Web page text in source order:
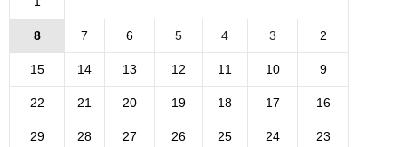
2
3
4
5
6
7
8
9
10
11
12
13
14
15
16
17
18
19
20
21
22
23
24
25
26
27
28
29